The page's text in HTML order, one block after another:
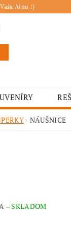
Aimi :)
ZARIADENIA
NÁUŠNICE
–SKLADOM